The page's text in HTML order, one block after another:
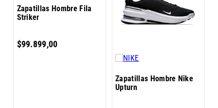
Zapatillas Hombre Fila
Striker
$99.899,00
Zapatillas Hombre Nike
Upturn